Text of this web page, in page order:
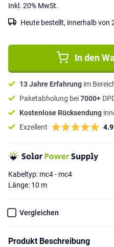
Inkl. 20% MwSt.
Heute bestellt, innerhalb von
In den
13 Jahre Erfahrung im
Paketabholung bei7000+
Kostenlose Rücksendung
Exzellent
Kabeltyp: mc4 - mc4
Länge: 10 m
Vergleichen
Produkt Beschreibung